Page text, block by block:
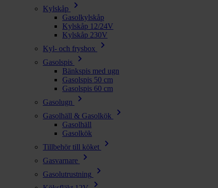
Kylskåp
chevron_right
Gasolkylskåp
Kylskåp 12/24V
Kylskåp 230V
Kyl- och frysbox
chevron_right
Gasolspis chevron_right
Bänkspis med ugn
Gasolspis 50 cm
Gasolspis 60 cm
Gasolugn
chevron_right
Gasolhäll & Gasolkök chevron_right
Gasolhäll
Gasolkök
Tillbehör till köket
chevron_right
Gasvarnare chevron_right
Gasolutrustning chevron_right
chevron_right